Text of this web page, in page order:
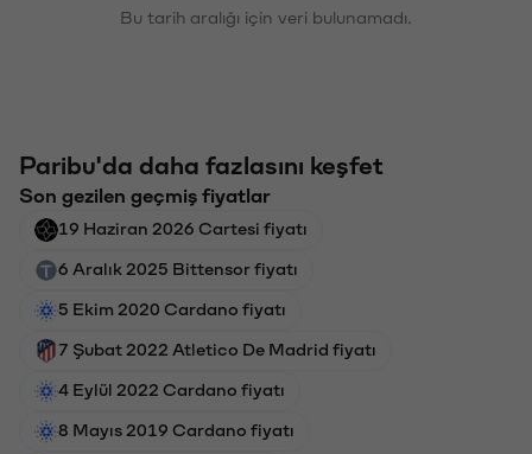
Bu tarih aralığı için veri bulunamadı.
Paribu'da daha fazlasını keşfet
Son gezilen geçmiş fiyatlar
19 Haziran 2026 Cartesi fiyatı
6 Aralık 2025 Bittensor fiyatı
5 Ekim 2020 Cardano fiyatı
7 Şubat 2022 Atletico De Madrid fiyatı
4 Eylül 2022 Cardano fiyatı
8 Mayıs 2019 Cardano fiyatı